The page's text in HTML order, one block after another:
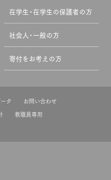
在学生・在学生の保護者の方
社会人・一般の方
寄付をお考えの方
タ
お問い合わせ
教職員専用